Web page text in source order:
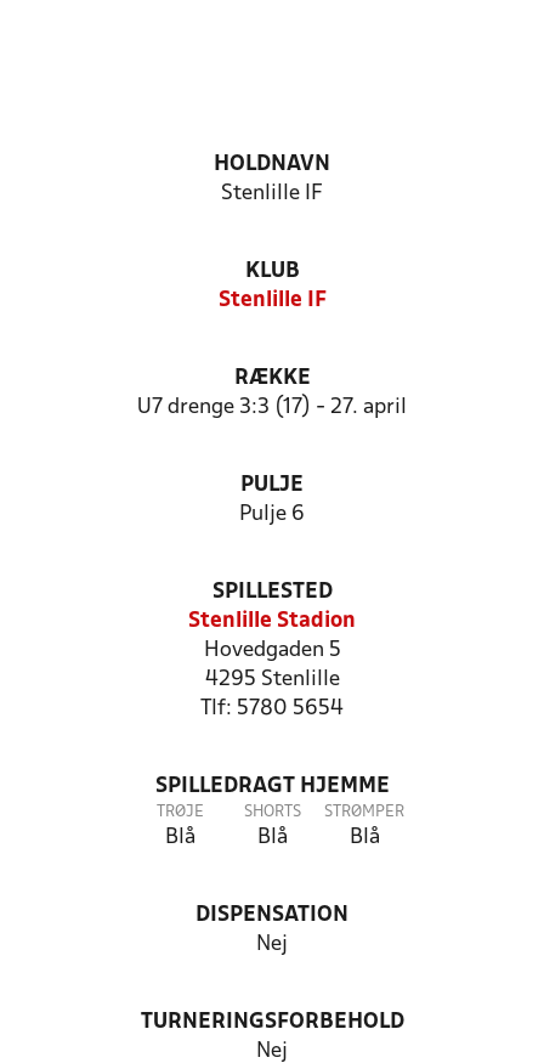
HOLDNAVN
Stenlille IF
KLUB
Stenlille IF
RÆKKE
U7 drenge 3:3 (17) - 27. april
PULJE
Pulje 6
SPILLESTED
Stenlille Stadion
Hovedgaden 5
4295 Stenlille
Tlf: 5780 5654
SPILLEDRAGT HJEMME
TRØJE
Blå
SHORTS
Blå
STRØMPER
Blå
DISPENSATION
Nej
TURNERINGSFORBEHOLD
Nej